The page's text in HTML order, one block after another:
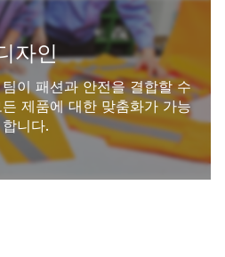
자인
이 패션과 안전을 결합할 수
제품에 대한 맞춤화가 가능
합니다.